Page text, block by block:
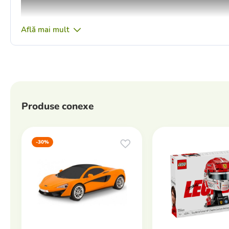
Află mai mult
Produse conexe
-30%